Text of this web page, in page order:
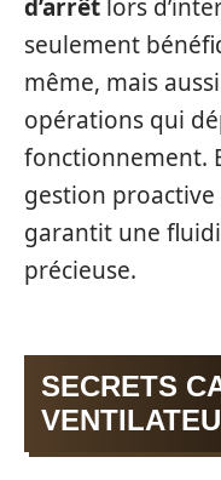
d’arrêt lors
seulement
même, mais
opérations qui
fonctionnement.
gestion
garantit une
précieuse.
SECRETS